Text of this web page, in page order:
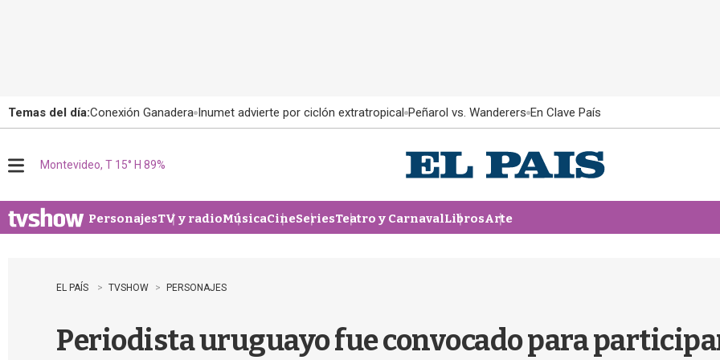
Temas del día:Conexión Ganadera Inumet advierte por ciclón extratropical Peñarol vs. Wanderers En Clave País
u
Montevideo, T 15° H 89%
PersonajesTV y radioMúsicaCineSeriesTeatro y CarnavalLibrosArte
EL PAÍS TVSHOW PERSONAJES
Periodista uruguayo fue convocado para